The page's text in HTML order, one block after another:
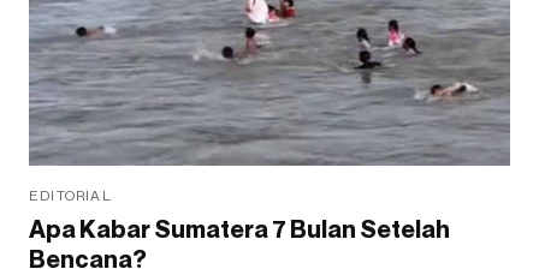
EDITORIAL
Apa Kabar Sumatera 7 Bulan Setelah
Bencana?